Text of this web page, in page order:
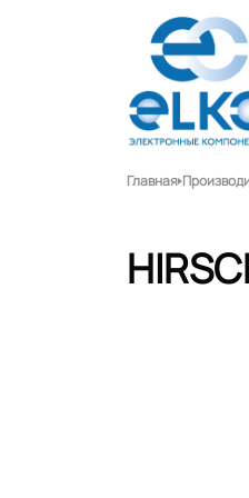
Главная